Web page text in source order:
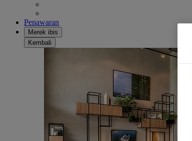
Penawaran
Merek ibis
Kembali